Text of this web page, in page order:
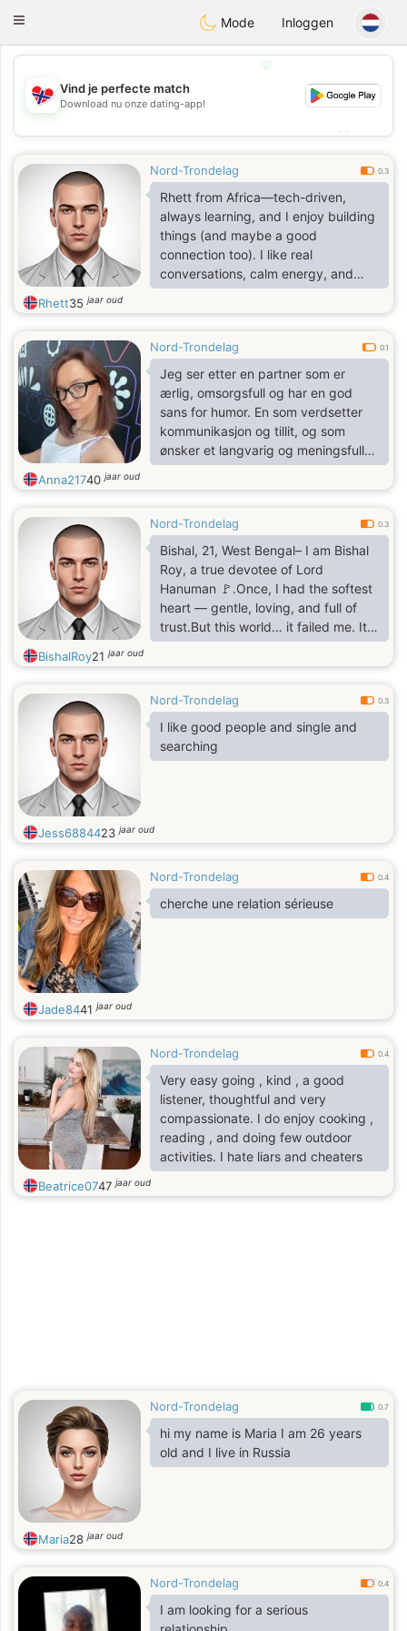
EkteNordmenn
Toggle
Mode Inloggen
💖
💕
Vind je perfecte match
Download nu onze dating-app!
Nord-Trondelag 0.3
Rhett from Africa—tech-driven,
always learning, and I enjoy building
things (and maybe a good
connection too). I like real
conversations, calm energy, and
someone who knows what she
wants. Norway’s lifestyle and vibe?
genuine, a little adventurous, and
can keep a good conversation…
we’ll get along very well
Rhett35jaar oud
Nord-Trondelag 0.1
Jeg ser etter en partner som er
ærlig, omsorgsfull og har en god
sans for humor. En som verdsetter
kommunikasjon og tillit, og som
ønsker et langvarig og meningsfullt
forhold sammen med meg
Anna21740jaar oud
Nord-Trondelag 0.3
Bishal, 21, West Bengal– I am Bishal
Roy, a true devotee of Lord
Hanuman 🚩.Once, I had the softest
heart — gentle, loving, and full of
trust.But this world… it failed me. It
broke me again and again,and in
that pain, I turned into someone I
distant, and stone-hearted.Now,
trusting someone feels impossible.I
carry these trust issues like
scars,but deep inside, I still long for
BishalRoy21jaar oud
Nord-Trondelag 0.3
I like good people and single and
searching
Jess6884423jaar oud
Nord-Trondelag 0.4
cherche une relation sérieuse
Jade8441jaar oud
Nord-Trondelag 0.4
Very easy going , kind , a good
listener, thoughtful and very
compassionate. I do enjoy cooking ,
reading , and doing few outdoor
activities. I hate liars and cheaters
Beatrice0747jaar oud
Nord-Trondelag 0.7
hi my name is Maria I am 26 years
old and I live in Russia
Maria28jaar oud
Nord-Trondelag 0.4
I am looking for a serious